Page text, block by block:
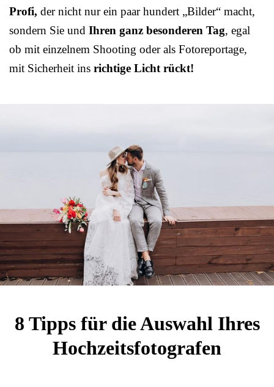
Profi, der nicht nur ein paar hundert „Bilder“ macht,
sondern Sie und Ihren ganz besonderen Tag, egal
ob mit einzelnem Shooting oder als Fotoreportage,
mit Sicherheit ins richtige Licht rückt!
8 Tipps für die Auswahl Ihres
Hochzeitsfotografen